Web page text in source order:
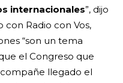
internacionales”, dijo
Radio con Vos,
“son un tema
el Congreso que
llegado el